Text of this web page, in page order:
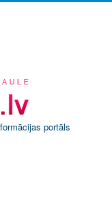
portāls